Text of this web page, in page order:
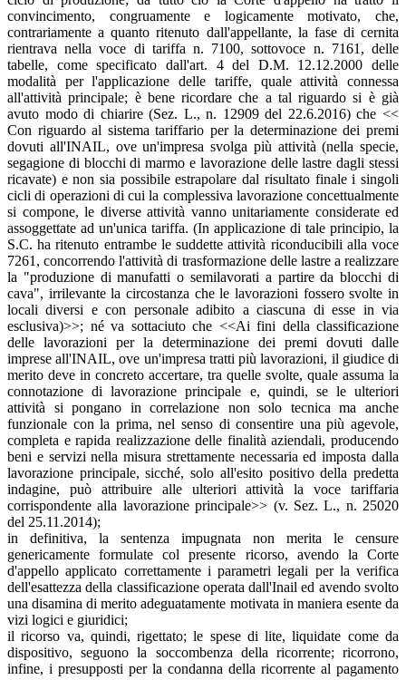
convincimento, congruamente e logicamente motivato, che,
contrariamente a quanto ritenuto dall'appellante, la fase di cernita
rientrava nella voce di tariffa n. 7100, sottovoce n. 7161, delle
tabelle, come specificato dall'art. 4 del D.M. 12.12.2000 delle
modalità per l'applicazione delle tariffe, quale attività connessa
all'attività principale; è bene ricordare che a tal riguardo si è già
avuto modo di chiarire (Sez. L., n. 12909 del 22.6.2016) che <<
Con riguardo al sistema tariffario per la determinazione dei premi
dovuti all'INAIL, ove un'impresa svolga più attività (nella specie,
segagione di blocchi di marmo e lavorazione delle lastre dagli stessi
ricavate) e non sia possibile estrapolare dal risultato finale i singoli
cicli di operazioni di cui la complessiva lavorazione concettualmente
si compone, le diverse attività vanno unitariamente considerate ed
assoggettate ad un'unica tariffa. (In applicazione di tale principio, la
S.C. ha ritenuto entrambe le suddette attività riconducibili alla voce
7261, concorrendo l'attività di trasformazione delle lastre a realizzare
la "produzione di manufatti o semilavorati a partire da blocchi di
cava", irrilevante la circostanza che le lavorazioni fossero svolte in
locali diversi e con personale adibito a ciascuna di esse in via
esclusiva)>>; né va sottaciuto che <<Ai fini della classificazione
delle lavorazioni per la determinazione dei premi dovuti dalle
imprese all'INAIL, ove un'impresa tratti più lavorazioni, il giudice di
merito deve in concreto accertare, tra quelle svolte, quale assuma la
connotazione di lavorazione principale e, quindi, se le ulteriori
attività si pongano in correlazione non solo tecnica ma anche
funzionale con la prima, nel senso di consentire una più agevole,
completa e rapida realizzazione delle finalità aziendali, producendo
beni e servizi nella misura strettamente necessaria ed imposta dalla
lavorazione principale, sicché, solo all'esito positivo della predetta
indagine, può attribuire alle ulteriori attività la voce tariffaria
corrispondente alla lavorazione principale>> (v. Sez. L., n. 25020
del 25.11.2014);
in definitiva, la sentenza impugnata non merita le censure
genericamente formulate col presente ricorso, avendo la Corte
d'appello applicato correttamente i parametri legali per la verifica
dell'esattezza della classificazione operata dall'Inail ed avendo svolto
una disamina di merito adeguatamente motivata in maniera esente da
vizi logici e giuridici;
il ricorso va, quindi, rigettato; le spese di lite, liquidate come da
dispositivo, seguono la soccombenza della ricorrente; ricorrono,
infine, i presupposti per la condanna della ricorrente al pagamento